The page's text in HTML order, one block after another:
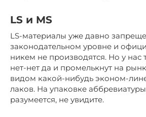
LS и MS
LS-материалы уже давно
законодательном уровне и
никем не производятся. Но у нас
нет-нет да и промелькнут на
видом какой-нибудь эконом-
лаков. На упаковке
разумеется, не увидите.